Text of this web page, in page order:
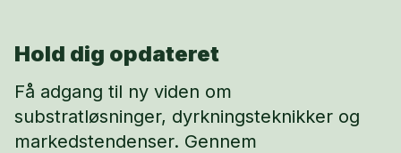
Hold dig opdateret
Få adgang til ny viden om
substratløsninger, dyrkningsteknikker og
markedstendenser. Gennem